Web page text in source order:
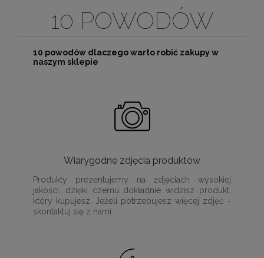
10 POWODÓW
10 powodów dlaczego warto robić zakupy w
naszym sklepie
Wiarygodne zdjęcia produktów
Produkty prezentujemy na zdjęciach wysokiej
jakości, dzięki czemu dokładnie widzisz produkt,
który kupujesz. Jeżeli potrzebujesz więcej zdjęć -
skontaktuj się z nami.